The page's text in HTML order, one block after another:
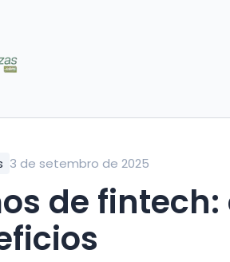
3 de setembro de 2025
de